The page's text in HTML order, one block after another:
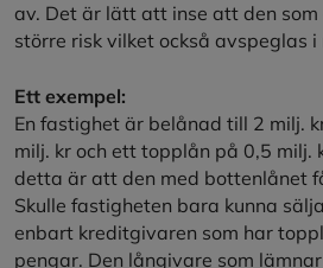
av. Det är lätt att inse att den
större risk vilket också avspeglas
Ett exempel:
En fastighet är belånad till 2 milj.
milj. kr och ett topplån på 0,5 milj.
detta är att den med bottenlånet
Skulle fastigheten bara kunna
enbart kreditgivaren som har
pengar. Den långivare som